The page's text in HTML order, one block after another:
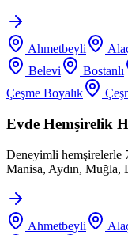
Ahmetbeyli
Belevi
Bostanlı
Çeşme Boyalık
Evde Hemşirelik
Deneyimli hemşirelerle
Manisa, Aydın, Muğla,
Ahmetbeyli